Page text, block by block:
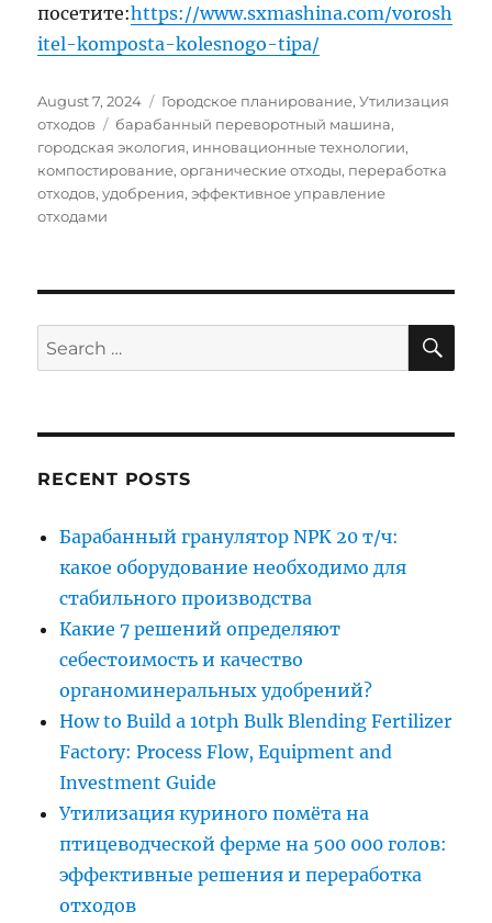
посетите:https://www.sxmashina.com/vorosh
itel-komposta-kolesnogo-tipa/
Posted
on
August 7, 2024 Categories
Городское планирование,Утилизация
отходов
Tags
барабанный переворотный машина,
городская экология, инновационные технологии,
компостирование,органические отходы, переработка
отходов,удобрения,эффективное управление
отходами
Search
for:
RECENT POSTS
Барабанный гранулятор NPK 20 т/ч:
какое оборудование необходимо для
стабильного производства
Какие 7 решений определяют
себестоимость и качество
органоминеральных удобрений?
How to Build a 10tph Bulk Blending Fertilizer
Factory: Process Flow, Equipment and
Investment Guide
Утилизация куриного помёта на
птицеводческой ферме на 500 000 голов:
эффективные решения и переработка
отходов